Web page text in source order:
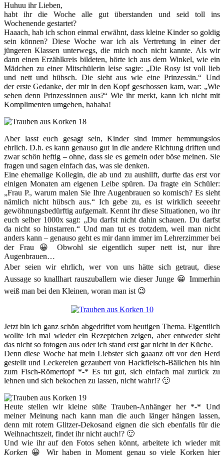
Huhuu ihr Lieben,
habt ihr die Woche alle gut überstanden und seid toll ins
Wochenende gestartet?
Haaach, hab ich schon einmal erwähnt, dass kleine Kinder so goldig
sein können? Diese Woche war ich als Vertretung in einer der
jüngeren Klassen unterwegs, die mich noch nicht kannte. Als wir
dann einen Erzählkreis bildeten, hörte ich aus dem Winkel, wie ein
Mädchen zu einer Mitschülerin leise sagte: „Die Rosy ist voll lieb
und nett und hübsch. Die sieht aus wie eine Prinzessin.“ Und
der erste Gedanke, der mir in den Kopf geschossen kam, war: „Wie
sehen denn Prinzessinnen aus?“ Wie ihr merkt, kann ich nicht mit
Komplimenten umgehen, hahaha!
Aber lasst euch gesagt sein, Kinder sind immer hemmungslos
ehrlich. D.h. es kann genauso gut in die andere Richtung driften und
zwar schön heftig – ohne, dass sie es gemein oder böse meinen. Sie
fragen und sagen einfach das, was sie denken.
Eine ehemalige Kollegin, die ab und zu aushilft, durfte das erst vor
einigen Monaten am eigenen Leibe spüren. Da fragte ein Schüler:
„Frau P., warum malen Sie Ihre Augenbrauen so komisch? Es sieht
nämlich nicht hübsch aus.“ Ich gebe zu, es ist wirklich seeeehr
gewöhnungsbedürftig aufgemalt. Kennt ihr diese Situationen, wo ihr
euch selber 1000x sagt: „Du darfst nicht dahin schauen. Du darfst
da nicht so hinstarren.“ Und man tut es trotzdem, weil man nicht
anders kann – genauso geht es mir dann immer im Lehrerzimmer bei
der Frau 😀 Obwohl sie eigentlich super nett ist, nur ihre
Augenbrauen…
Aber seien wir ehrlich, wer von uns hätte sich getraut, diese
Aussage so knallhart rauszuballern wie dieser Junge 😀 Immerhin
weiß man bei den Kleinen, woran man ist 😉
Jetzt bin ich ganz schön abgedriftet vom heutigen Thema. Eigentlich
wollte ich mal wieder ein Rezeptchen zeigen, aber entweder sieht
das nicht so fotogen aus oder ich stand erst gar nicht in der Küche.
Denn diese Woche hat mein Liebster sich gaaanz oft vor den Herd
gestellt und Leckereien gezaubert von Hackfleisch-Bällchen bis hin
zum Fisch-Römertopf *-* Es tut gut, sich einfach mal zurück zu
lehnen und sich bekochen zu lassen, nicht wahr!? 🙂
Heute stellen wir kleine süße Trauben-Anhänger her *-* Und
meiner Meinung nach kann man die auch länger hängen lassen,
denn mit rotem Glitzer-Dekosand eignen die sich ebenfalls für die
Weihnachtszeit, findet ihr nicht auch!? 🙂
Und wie ihr auf den Fotos sehen könnt, arbeitete ich wieder mit
Korken 😀 Wir haben in Moment genau so viele Korken hier